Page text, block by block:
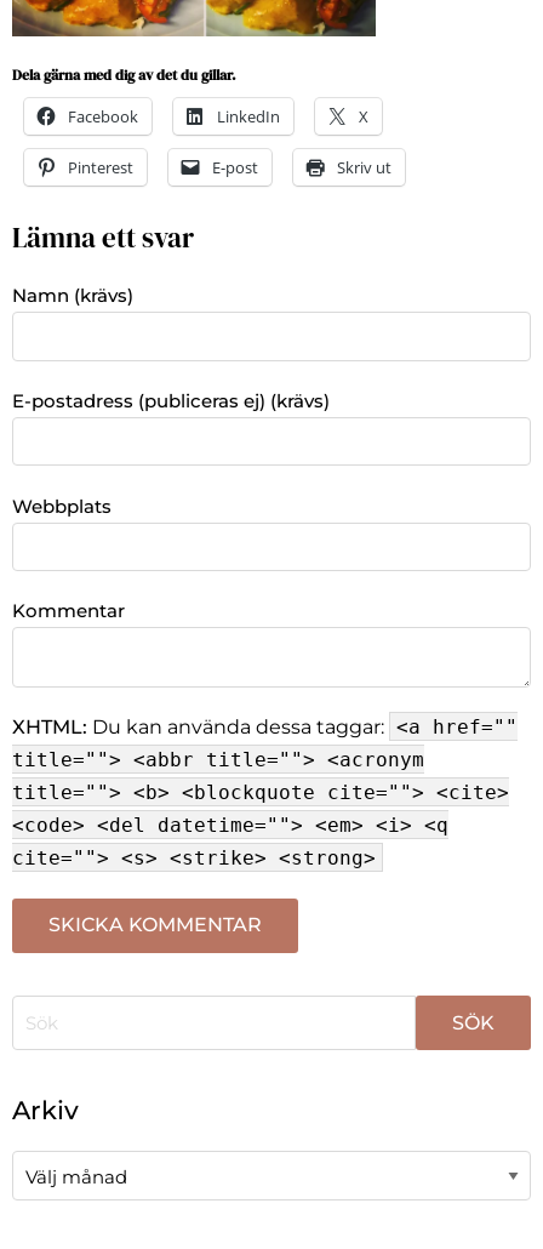
Dela gärna med dig av det du gillar.
Facebook LinkedIn X
Pinterest E-post Skriv ut
Lämna ett svar
Namn (krävs)
E-postadress (publiceras ej) (krävs)
Webbplats
Kommentar
XHTML: Du kan använda dessa taggar: <a href=""
title=""> <abbr title=""> <acronym
title=""> <b> <blockquote cite=""> <cite>
<code> <del datetime=""> <em> <i> <q
cite=""> <s> <strike> <strong>
Arkiv